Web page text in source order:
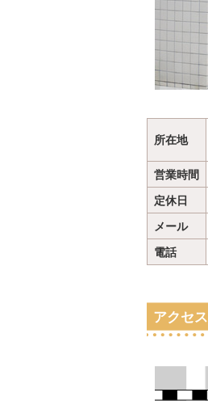
所在地
営業時間
定休日
メール
電話
アクセス